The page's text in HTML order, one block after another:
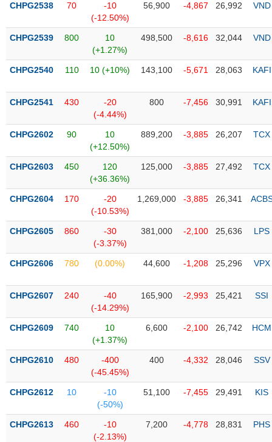
thái
phiếu
mô
thị
Niêm
Niêm
mới
yết
sung
niêm
yết
Theo
dõi
biệt
được
quỹ
CHPG2538 70
-10
(-12.50%)
56,900 -4,867 26,992 VND
CHPG2539 800
10
(+1.27%)
498,500 -8,616 32,044 VND
CHPG2540 110 10 (+10%) 143,100 -5,671 28,063 KAFI
CHPG2541 430
-20
(-4.44%)
800 -7,456 30,991 KAFI
CHPG2602 90
10
(+12.50%)
889,200 -3,885 26,207 TCX
CHPG2603 450
120
(+36.36%)
125,000 -3,885 27,492 TCX
CHPG2604 170
-20
(-10.53%)
1,269,000 -3,885 26,341
CHPG2605 860
-30
(-3.37%)
381,000 -2,100 25,636 LPS
CHPG2606 780 (0.00%) 44,600 -1,208 25,296 VPX
CHPG2607 240
-40
(-14.29%)
165,900 -2,993 25,421 SSI
CHPG2609 740
10
(+1.37%)
6,600 -2,100 26,742 HCM
CHPG2610 480
-400
(-45.45%)
400 -4,332 28,046 SSV
CHPG2612 10
-10
(-50%)
51,100 -7,455 29,491 KIS
CHPG2613 460
-10
(-2.13%)
7,200 -4,778 28,831 PHS
NGÀNH
DOANH
NGHIỆP
PHIẾU
PHÁI
TRÁI
CÔNG
ĐẦU
TƯ
DỮ